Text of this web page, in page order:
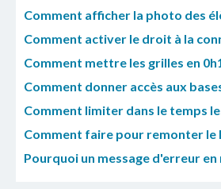
Comment afficher la photo des
Comment activer le droit à la
Comment mettre les grilles en
Comment donner accès aux
Comment limiter dans le temps
Comment faire pour remonter le
Pourquoi un message d'erreur